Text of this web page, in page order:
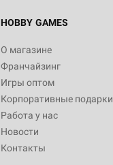
HOBBY GAMES
О магазине
Франчайзинг
Игры оптом
Корпоративные подарки
Работа у нас
Новости
Контакты